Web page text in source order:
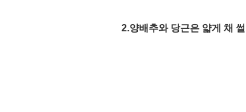
2.양배추와 당근은 얇게 채